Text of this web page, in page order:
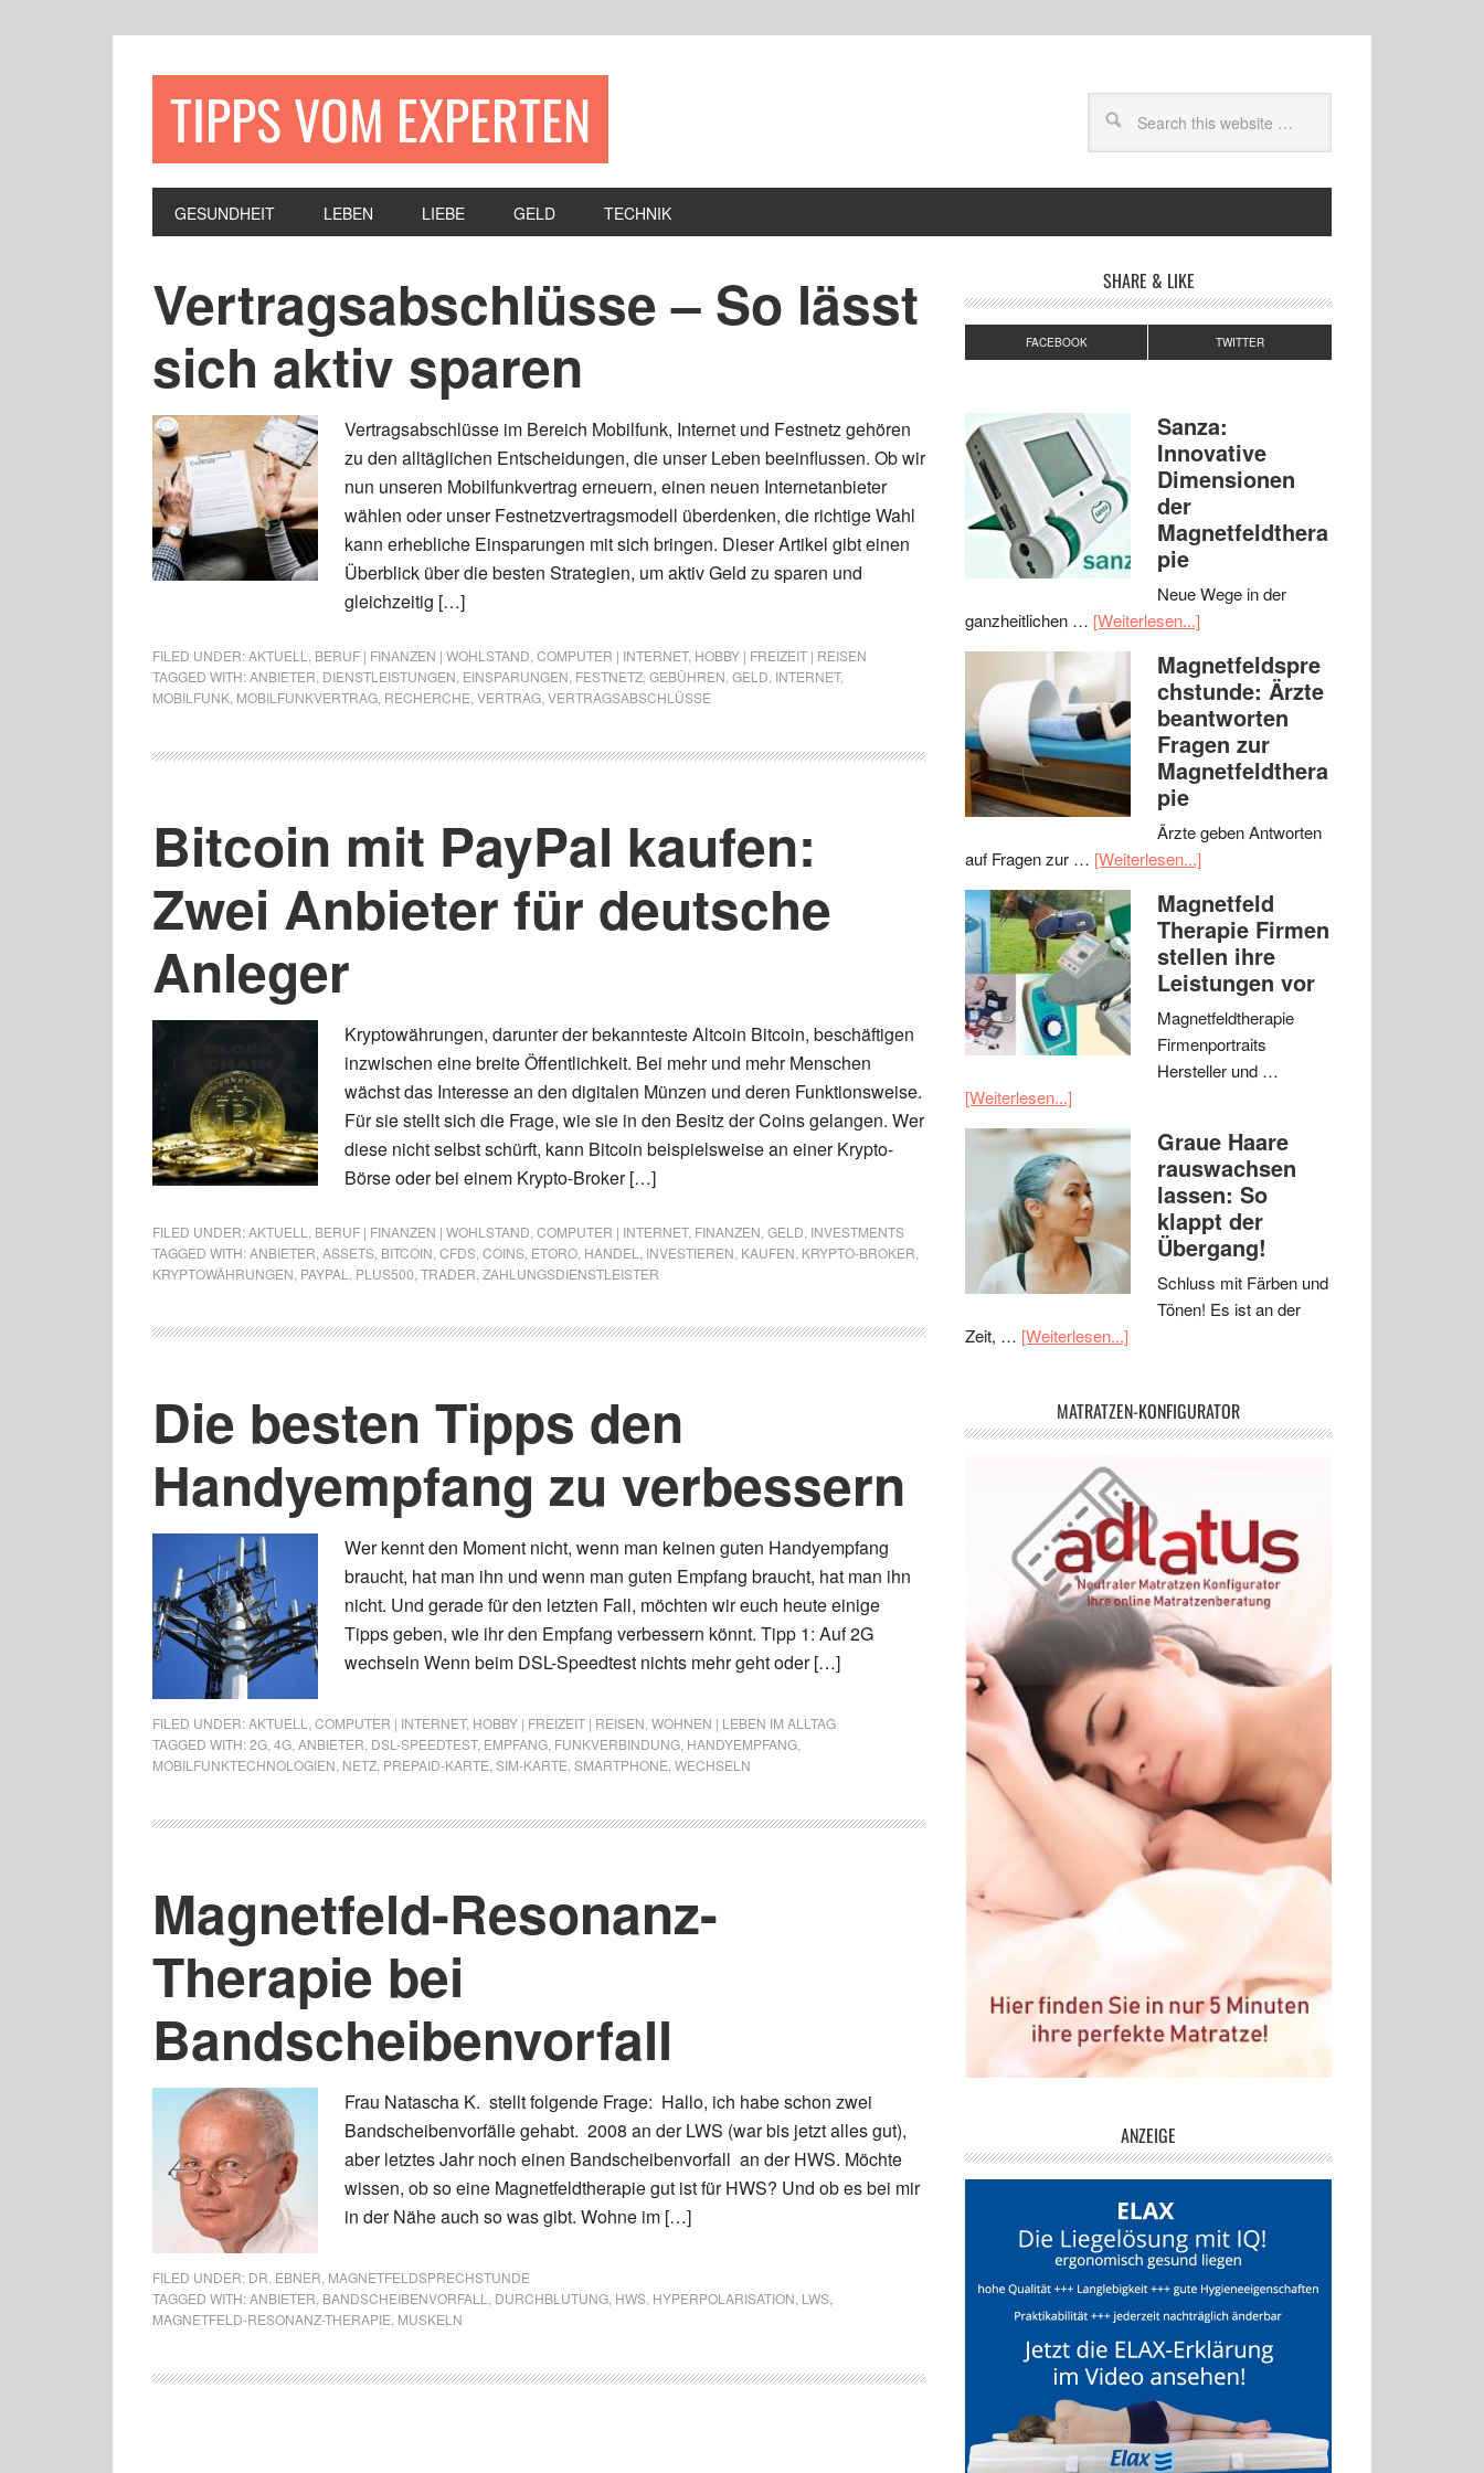
TIPPS VOM EXPERTEN
GESUNDHEIT LEBEN LIEBE GELD TECHNIK
Vertragsabschlüsse – So lässt
sich aktiv sparen
Vertragsabschlüsse im Bereich Mobilfunk, Internet und Festnetz gehören
zu den alltäglichen Entscheidungen, die unser Leben beeinflussen. Ob wir
nun unseren Mobilfunkvertrag erneuern, einen neuen Internetanbieter
wählen oder unser Festnetzvertragsmodell überdenken, die richtige Wahl
kann erhebliche Einsparungen mit sich bringen. Dieser Artikel gibt einen
Überblick über die besten Strategien, um aktiv Geld zu sparen und
gleichzeitig […]
FILED UNDER:AKTUELL BERUF | FINANZEN | WOHLSTAND COMPUTER | INTERNET, HOBBY | FREIZEIT | REISEN
TAGGED WITH:ANBIETER DIENSTLEISTUNGEN EINSPARUNGEN FESTNETZ GEBÜHREN GELD INTERNET,
MOBILFUNK MOBILFUNKVERTRAG RECHERCHE VERTRAG VERTRAGSABSCHLÜSSE
Bitcoin mit PayPal kaufen:
Zwei Anbieter für deutsche
Anleger
Kryptowährungen, darunter der bekannteste Altcoin Bitcoin, beschäftigen
inzwischen eine breite Öffentlichkeit. Bei mehr und mehr Menschen
wächst das Interesse an den digitalen Münzen und deren Funktionsweise.
Für sie stellt sich die Frage, wie sie in den Besitz der Coins gelangen. Wer
diese nicht selbst schürft, kann Bitcoin beispielsweise an einer Krypto-
Börse oder bei einem Krypto-Broker […]
FILED UNDER:AKTUELL BERUF | FINANZEN | WOHLSTAND COMPUTER | INTERNET, FINANZEN GELD INVESTMENTS
TAGGED WITH:ANBIETER ASSETS BITCOIN CFDS COINS ETORO HANDEL INVESTIEREN KAUFEN KRYPTO-BROKER
KRYPTOWÄHRUNGEN PAYPAL PLUS500 TRADER ZAHLUNGSDIENSTLEISTER
Die besten Tipps den
Handyempfang zu verbessern
Wer kennt den Moment nicht, wenn man keinen guten Handyempfang
braucht, hat man ihn und wenn man guten Empfang braucht, hat man ihn
nicht. Und gerade für den letzten Fall, möchten wir euch heute einige
Tipps geben, wie ihr den Empfang verbessern könnt. Tipp 1: Auf 2G
wechseln Wenn beim DSL-Speedtest nichts mehr geht oder […]
FILED UNDER:AKTUELL COMPUTER | INTERNET, HOBBY | FREIZEIT | REISEN WOHNEN | LEBEN IM ALLTAG
TAGGED WITH:2G 4G ANBIETER DSL-SPEEDTEST, EMPFANG FUNKVERBINDUNG HANDYEMPFANG
MOBILFUNKTECHNOLOGIEN NETZ PREPAID-KARTE SIM-KARTE SMARTPHONE WECHSELN
Magnetfeld-Resonanz-
Therapie bei
Bandscheibenvorfall
Frau Natascha K. stellt folgende Frage: Hallo, ich habe schon zwei
Bandscheibenvorfälle gehabt. 2008 an der LWS (war bis jetzt alles gut),
aber letztes Jahr noch einen Bandscheibenvorfall an der HWS. Möchte
wissen, ob so eine Magnetfeldtherapie gut ist für HWS? Und ob es bei mir
in der Nähe auch so was gibt. Wohne im […]
FILED UNDER: DR. EBNER MAGNETFELDSPRECHSTUNDE
TAGGED WITH:ANBIETER BANDSCHEIBENVORFALL DURCHBLUTUNG HWS HYPERPOLARISATION LWS
MAGNETFELD-RESONANZ-THERAPIE MUSKELN
SHARE & LIKE
FACEBOOK TWITTER
Sanza:
Innovative
Dimensionen
der
Magnetfeldthera
pie
Neue Wege in der
ganzheitlichen … [Weiterlesen...]
Magnetfeldspre
chstunde: Ärzte
beantworten
Fragen zur
Magnetfeldthera
pie
Ärzte geben Antworten
auf Fragen zur … [Weiterlesen...]
Magnetfeld
Therapie Firmen
stellen ihre
Leistungen vor
Magnetfeldtherapie
Firmenportraits
Hersteller und …
[Weiterlesen...]
Graue Haare
rauswachsen
lassen: So
klappt der
Übergang!
Schluss mit Färben und
Tönen! Es ist an der
Zeit, … [Weiterlesen...]
MATRATZEN-KONFIGURATOR
ANZEIGE